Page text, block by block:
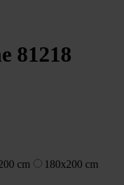
81218
cm 180x200 cm